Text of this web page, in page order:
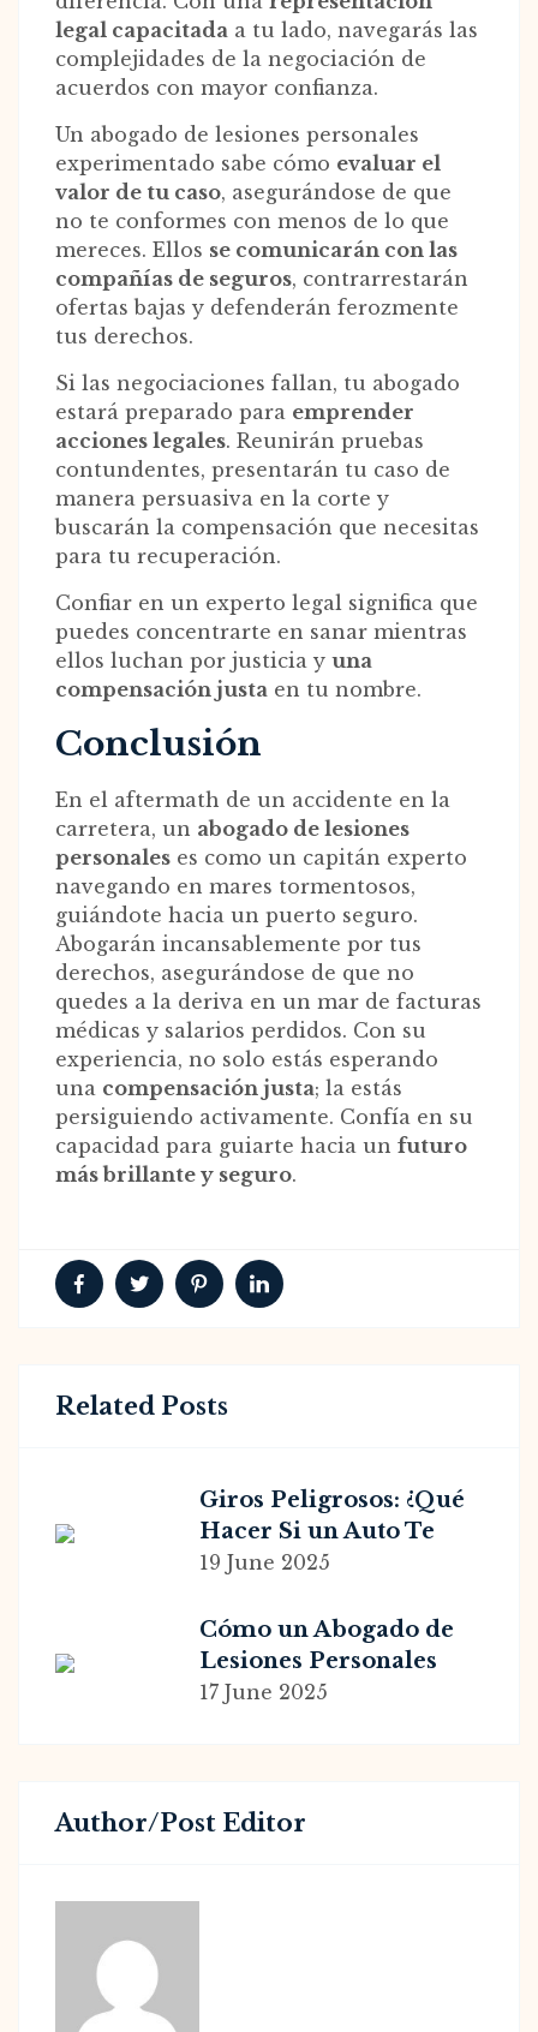
legal capacitada a tu lado, navegarás las
complejidades de la negociación de
acuerdos con mayor confianza.
Un abogado de lesiones personales
experimentado sabe cómo evaluar el
valor de tu caso, asegurándose de que
no te conformes con menos de lo que
mereces. Ellos se comunicarán con las
compañías de seguros, contrarrestarán
ofertas bajas y defenderán ferozmente
tus derechos.
Si las negociaciones fallan, tu abogado
estará preparado para emprender
acciones legales. Reunirán pruebas
contundentes, presentarán tu caso de
manera persuasiva en la corte y
buscarán la compensación que necesitas
para tu recuperación.
Confiar en un experto legal significa que
puedes concentrarte en sanar mientras
ellos luchan por justicia y una
compensación justa en tu nombre.
Conclusión
En el aftermath de un accidente en la
carretera, un abogado de lesiones
personales es como un capitán experto
navegando en mares tormentosos,
guiándote hacia un puerto seguro.
Abogarán incansablemente por tus
derechos, asegurándose de que no
quedes a la deriva en un mar de facturas
médicas y salarios perdidos. Con su
experiencia, no solo estás esperando
una compensación justa; la estás
persiguiendo activamente. Confía en su
capacidad para guiarte hacia un futuro
más brillante y seguro.
Related Posts
Giros Peligrosos: ¿Qué
Hacer Si un Auto Te
Lesiona Mientras Vas
Legales Necesarios
19 June 2025
Cómo un Abogado de
Lesiones Personales
Puede Facilitar la
17 June 2025
Author/post Editor